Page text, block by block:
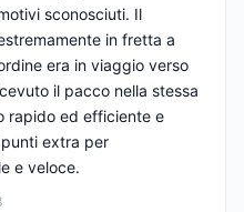
sconosciuti. Il
in fretta a
era in viaggio verso
il pacco nella stessa
rapido ed efficiente e
extra per
e veloce.